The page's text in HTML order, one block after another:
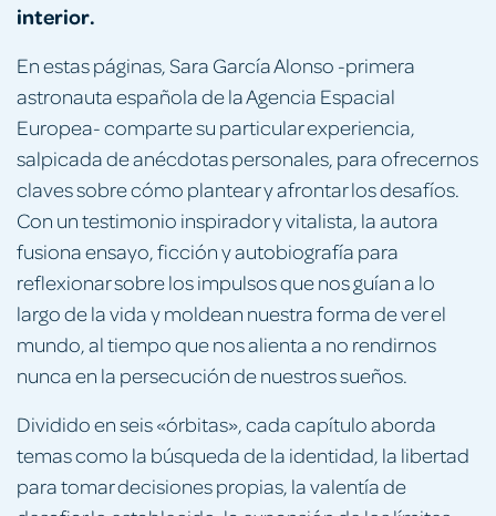
interior.
En estas páginas, Sara García Alonso -primera
astronauta española de la Agencia Espacial
Europea- comparte su particular experiencia,
salpicada de anécdotas personales, para ofrecernos
claves sobre cómo plantear y afrontar los desafíos.
Con un testimonio inspirador y vitalista, la autora
fusiona ensayo, ficción y autobiografía para
reflexionar sobre los impulsos que nos guían a lo
largo de la vida y moldean nuestra forma de ver el
mundo, al tiempo que nos alienta a no rendirnos
nunca en la persecución de nuestros sueños.
Dividido en seis «órbitas», cada capítulo aborda
temas como la búsqueda de la identidad, la libertad
para tomar decisiones propias, la valentía de